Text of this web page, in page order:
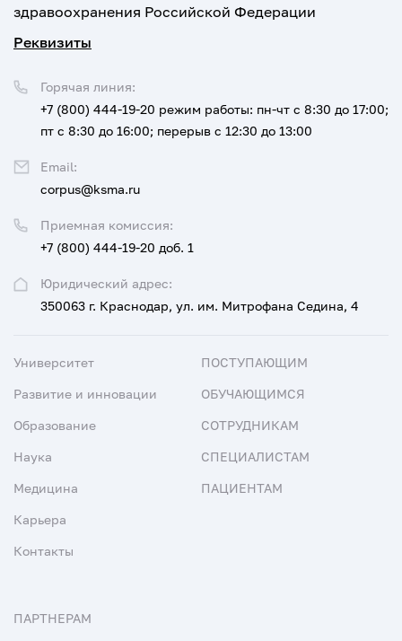
здравоохранения Российской Федерации
Реквизиты
Юридический адрес:
350063 г. Краснодар, ул. им. Митрофана Седина, 4
Приемная комиссия:
+7 (800) 444-19-20 доб. 1
Горячая линия:
+7 (800) 444-19-20 режим работы: пн-чт с 8:30 до 17:00;
пт с 8:30 до 16:00; перерыв с 12:30 до 13:00
Email:
corpus@ksma.ru
Университет
Развитие и инновации
Образование
Наука
Медицина
Карьера
Контакты
ПОСТУПАЮЩИМ
ОБУЧАЮЩИМСЯ
СОТРУДНИКАМ
СПЕЦИАЛИСТАМ
ПАЦИЕНТАМ
ПАРТНЕРАМ